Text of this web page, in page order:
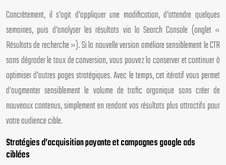
Concrètement, il s’agit d’appliquer une modification, d’attendre quelques
semaines, puis d’analyser les résultats via la Search Console (onglet «
Résultats de recherche »). Si la nouvelle version améliore sensiblement le CTR
sans dégrader le taux de conversion, vous pouvez la conserver et continuer à
optimiser d’autres pages stratégiques. Avec le temps, cet itératif vous permet
d’augmenter sensiblement le volume de trafic organique sans créer de
nouveaux contenus, simplement en rendant vos résultats plus attractifs pour
votre audience cible.
Stratégies d’acquisition payante et campagnes google ads
ciblées